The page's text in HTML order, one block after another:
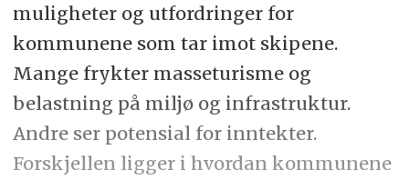
muligheter og utfordringer for
kommunene som tar imot skipene.
Mange frykter masseturisme og
belastning på miljø og infrastruktur.
Andre ser potensial for inntekter.
Forskjellen ligger i hvordan kommunene